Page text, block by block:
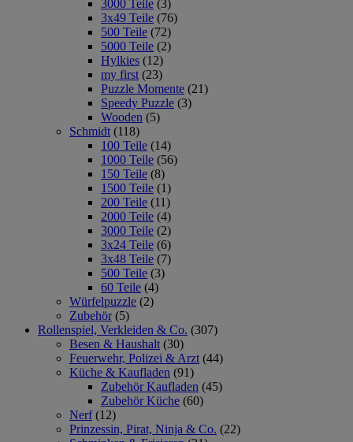
3000 Teile (3)
3x49 Teile (76)
500 Teile (72)
5000 Teile (2)
Hylkies (12)
my first (23)
Puzzle Momente (21)
Speedy Puzzle (3)
Wooden (5)
Schmidt (118)
100 Teile (14)
1000 Teile (56)
150 Teile (8)
1500 Teile (1)
200 Teile (11)
2000 Teile (4)
3000 Teile (2)
3x24 Teile (6)
3x48 Teile (7)
500 Teile (3)
60 Teile (4)
Würfelpuzzle (2)
Zubehör (5)
Rollenspiel, Verkleiden & Co. (307)
Besen & Haushalt (30)
Feuerwehr, Polizei & Arzt (44)
Küche & Kaufladen (91)
Zubehör Kaufladen (45)
Zubehör Küche (60)
Nerf (12)
Prinzessin, Pirat, Ninja & Co. (22)